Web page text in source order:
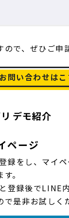
で、ぜひご申
問い合わせはこ
デモ紹介
ページ
録をし、マイ
。
登録後でLINE
是非お試しく